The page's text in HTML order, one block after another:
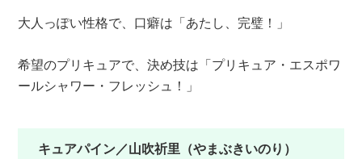
大人っぽい性格で、口癖は「あたし、完璧！」
希望のプリキュアで、決め技は「プリキュア・エスポワ
ールシャワー・フレッシュ！」
キュアパイン／山吹祈里（やまぶきいのり）